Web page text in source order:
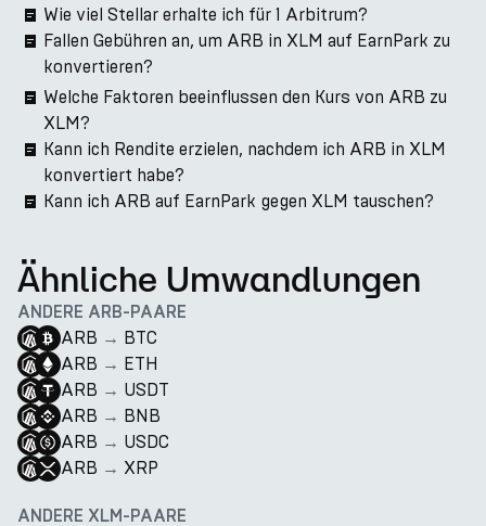
Wie viel Stellar erhalte ich für 1 Arbitrum?
Fallen Gebühren an, um ARB in XLM auf EarnPark zu
konvertieren?
Welche Faktoren beeinflussen den Kurs von ARB zu
XLM?
Kann ich Rendite erzielen, nachdem ich ARB in XLM
konvertiert habe?
Kann ich ARB auf EarnPark gegen XLM tauschen?
Ähnliche Umwandlungen
ANDERE ARB-PAARE
ARB → BTC
ARB → ETH
ARB → USDT
ARB → BNB
ARB → USDC
ARB → XRP
ANDERE XLM-PAARE